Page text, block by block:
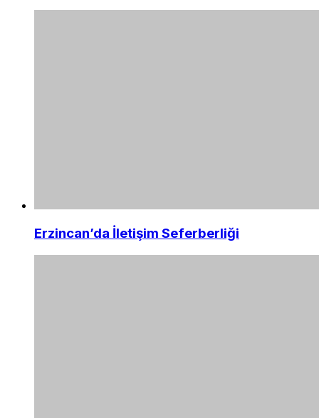
Erzincan’da İletişim Seferberliği